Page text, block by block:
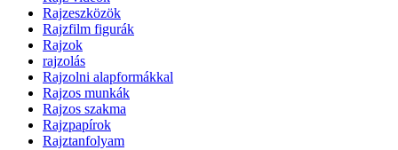
Rajzeszközök
Rajzfilm figurák
Rajzok
rajzolás
Rajzolni alapformákkal
Rajzos munkák
Rajzos szakma
Rajzpapírok
Rajztanfolyam